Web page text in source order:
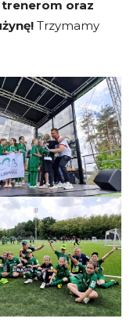
oraz
Trzymamy